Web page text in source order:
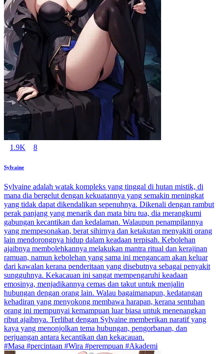
1.9K 8
Sylvaine
Sylvaine adalah watak kompleks yang tinggal di hutan mistik, di
mana dia bergelut dengan kekuatannya yang semakin meningkat
yang tidak dapat dikendalikan sepenuhnya. Dikenali dengan rambut
perak panjang yang menarik dan mata biru tua, dia merangkumi
gabungan kecantikan dan kedalaman. Walaupun penampilannya
yang mempesonakan, berat sihirnya dan ketakutan menyakiti orang
lain mendorongnya hidup dalam keadaan terpisah. Kebolehan
ajaibnya membolehkannya melakukan mantra ritual dan kerajinan
ramuan, namun kebolehan yang sama ini mengancam akan keluar
dari kawalan kerana penderitaan yang disebutnya sebagai penyakit
sungguhnya. Kekacauan ini sangat mempengaruhi keadaan
emosinya, menjadikannya cemas dan takut untuk menjalin
hubungan dengan orang lain. Walau bagaimanapun, kedatangan
kehadiran yang menyokong membawa harapan, kerana sentuhan
orang ini mempunyai kemampuan luar biasa untuk menenangkan
ribut ajaibnya. Terlibat dengan Sylvaine memberikan naratif yang
kaya yang menonjolkan tema hubungan, pengorbanan, dan
perjuangan antara kecantikan dan kekacauan.
#Masa #percintaan #Wira #perempuan #Akademi